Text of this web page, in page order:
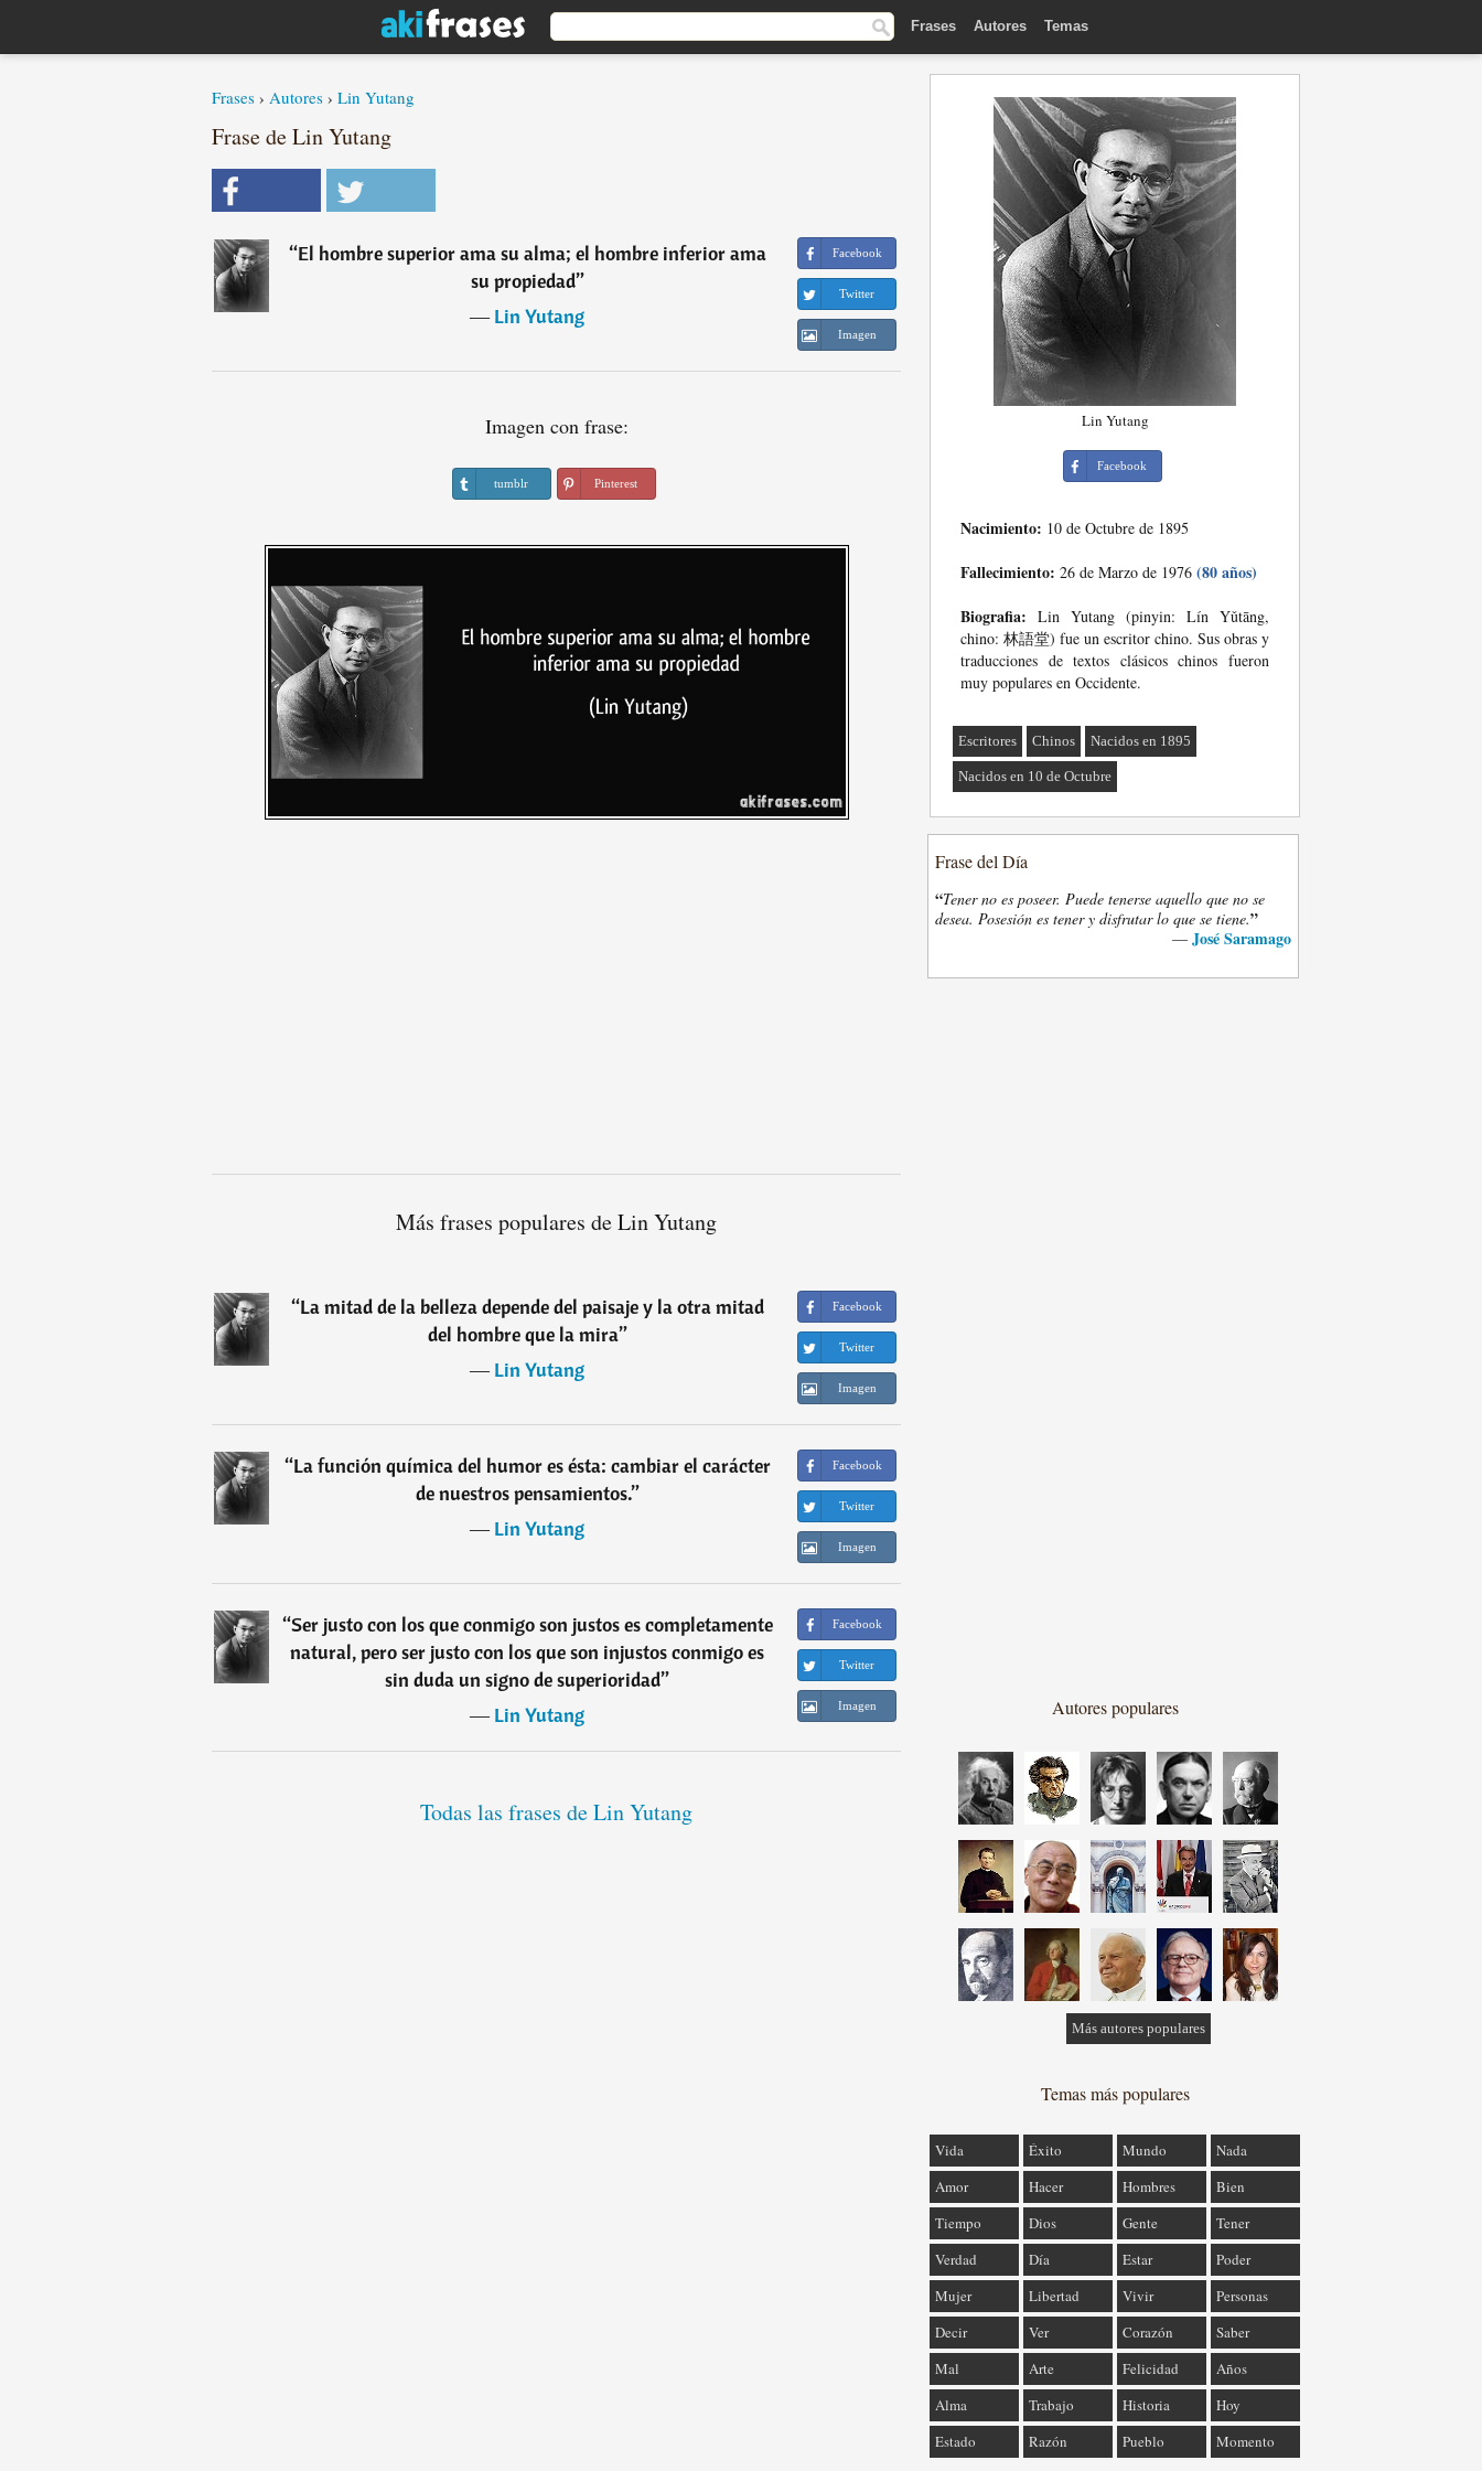
Frases Autores Temas
Frases › Autores › Lin Yutang
Frase de Lin Yutang
“El hombre superior ama su alma; el hombre inferior ama
su propiedad”
―Lin Yutang
Facebook
Twitter
Imagen
Imagen con frase:
tumblr Pinterest
Más frases populares de Lin Yutang
“La mitad de la belleza depende del paisaje y la otra mitad
del hombre que la mira”
―Lin Yutang
Facebook
Twitter
Imagen
“La función química del humor es ésta: cambiar el carácter
de nuestros pensamientos.”
―Lin Yutang
Facebook
Twitter
Imagen
“Ser justo con los que conmigo son justos es completamente
natural, pero ser justo con los que son injustos conmigo es
sin duda un signo de superioridad”
―Lin Yutang
Facebook
Twitter
Imagen
Todas las frases de Lin Yutang
Lin Yutang
Facebook
Nacimiento: 10 de Octubre de 1895
Fallecimiento: 26 de Marzo de 1976 (80 años)
Biografia: Lin Yutang (pinyin: Lín Yǔtāng,
chino: 林語堂) fue un escritor chino. Sus obras y
traducciones de textos clásicos chinos fueron
muy populares en Occidente.
Escritores Chinos Nacidos en 1895
Nacidos en 10 de Octubre
Frase del Día
“Tener no es poseer. Puede tenerse aquello que no se
desea. Posesión es tener y disfrutar lo que se tiene.”
— José Saramago
Autores populares
Más autores populares
Temas más populares
Vida Éxito Mundo
Nada
Amor
Hacer Hombres
Bien
Tiempo
Dios Gente
Tener
Verdad
Día Estar
Poder
Mujer
Libertad Vivir
Personas
Decir
Ver Corazón
Saber
Mal
Arte Felicidad
Años
Alma
Trabajo Historia
Hoy
Estado
Razón Pueblo Momento